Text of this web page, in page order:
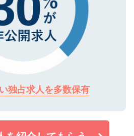
独占求人を多数保有